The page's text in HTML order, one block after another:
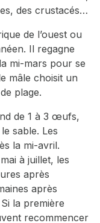
des crustacés…
de l’ouest ou
Il regagne
mi-mars pour se
mâle choisit un
plage.
de 1 à 3 œufs,
sable. Les
la mi-avril.
à juillet, les
après
après
la première
recommencer